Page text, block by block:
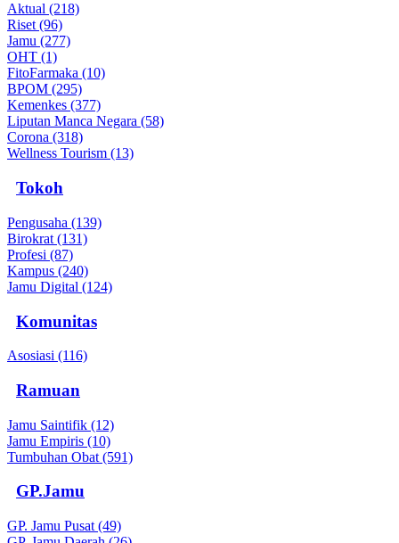
Aktual (218)
Riset (96)
Jamu (277)
OHT (1)
FitoFarmaka (10)
BPOM (295)
Kemenkes (377)
Liputan Manca Negara (58)
Corona (318)
Wellness Tourism (13)
Tokoh
Pengusaha (139)
Birokrat (131)
Profesi (87)
Kampus (240)
Jamu Digital (124)
Komunitas
Asosiasi (116)
Ramuan
Jamu Saintifik (12)
Jamu Empiris (10)
Tumbuhan Obat (591)
GP.Jamu
GP. Jamu Pusat (49)